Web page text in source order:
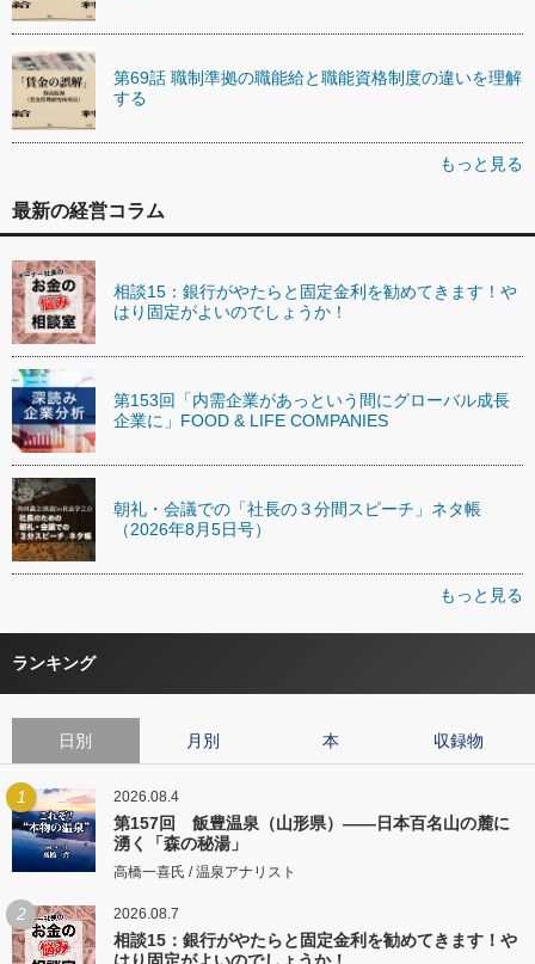
第69話 職制準拠の職能給と職能資格制度の違いを理解
する
もっと見る
最新の経営コラム
相談15：銀行がやたらと固定金利を勧めてきます！や
はり固定がよいのでしょうか！
第153回「内需企業があっという間にグローバル成長
企業に」FOOD & LIFE COMPANIES
朝礼・会議での「社長の３分間スピーチ」ネタ帳
（2026年8月5日号）
もっと見る
ランキング
日別 月別 本 収録物
1 2026.08.4
第157回 飯豊温泉（山形県）――日本百名山の麓に
湧く「森の秘湯」
高橋一喜氏 / 温泉アナリスト
2 2026.08.7
相談15：銀行がやたらと固定金利を勧めてきます！や
はり固定がよいのでしょうか！